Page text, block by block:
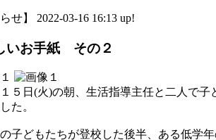
らせ】 2022-03-16 16:13 up!
いお手紙 その２
５日(火)の朝、生活指導主任と二人で子
た。
子どもたちが登校した後半、ある低学